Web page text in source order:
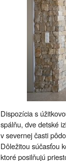
Dispozícia s
spálňu, dve detské
v severnej časti
Dôležitou súčasťou
ktoré posilňujú